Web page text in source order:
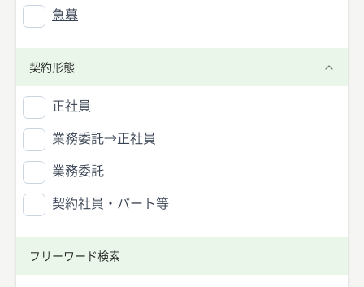
急募
契約形態
正社員
業務委託→正社員
業務委託
契約社員・パート等
フリーワード検索